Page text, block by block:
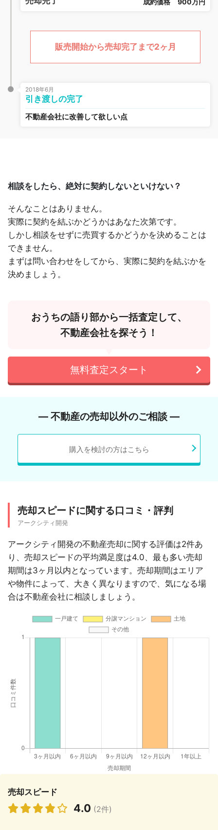
成約価格 900万円
販売開始から売却完了まで2ヶ月
2018年6月
引き渡しの完了
不動産会社に改善して欲しい点
相談をしたら、絶対に契約しないといけない？
そんなことはありません。
実際に契約を結ぶかどうかはあなた次第です。
しかし相談をせずに売買するかどうかを決めることは
できません。
まずは問い合わせをしてから、実際に契約を結ぶかを
決めましょう。
おうちの語り部から一括査定して、
不動産会社を探そう！
無料査定スタート
― 不動産の売却以外のご相談 ―
購入を検討の方はこちら
売却スピードに関する口コミ・評判
アークシティ開発
アークシティ開発の不動産売却に関する評価は2件あ
り、売却スピードの平均満足度は4.0、最も多い売却
期間は3ヶ月以内となっています。売却期間はエリア
や物件によって、大きく異なりますので、気になる場
合は不動産会社に相談しましょう。
売却スピード
4.0 (2件)